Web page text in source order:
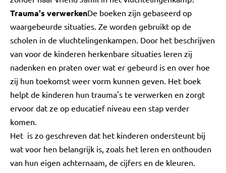
Trauma's verwerkenDe boeken zijn gebaseerd op
waargebeurde situaties. Ze worden gebruikt op de
scholen in de vluchtelingenkampen. Door het beschrijven
van voor de kinderen herkenbare situaties leren zij
nadenken en praten over wat er gebeurd is en over hoe
zij hun toekomst weer vorm kunnen geven. Het boek
helpt de kinderen hun trauma's te verwerken en zorgt
ervoor dat ze op educatief niveau een stap verder
komen.
Het is zo geschreven dat het kinderen ondersteunt bij
wat voor hen belangrijk is, zoals het leren en onthouden
van hun eigen achternaam, de cijfers en de kleuren.